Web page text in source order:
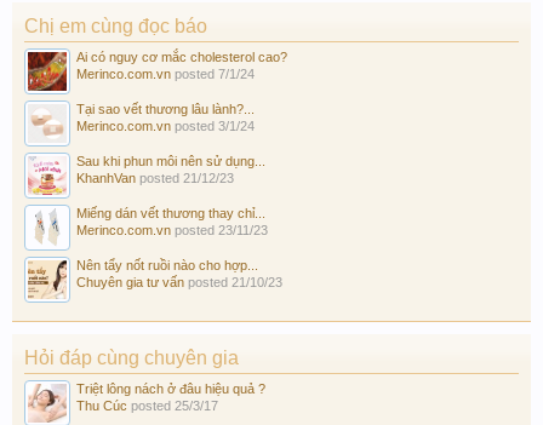
Chị em cùng đọc báo
Ai có nguy cơ mắc cholesterol cao?
Merinco.com.vn posted 7/1/24
Tại sao vết thương lâu lành?...
Merinco.com.vn posted 3/1/24
Sau khi phun môi nên sử dụng...
KhanhVan posted 21/12/23
Miếng dán vết thương thay chỉ...
Merinco.com.vn posted 23/11/23
Nên tẩy nốt ruồi nào cho hợp...
Chuyên gia tư vấn posted 21/10/23
Hỏi đáp cùng chuyên gia
Triệt lông nách ở đâu hiệu quả ?
Thu Cúc posted 25/3/17